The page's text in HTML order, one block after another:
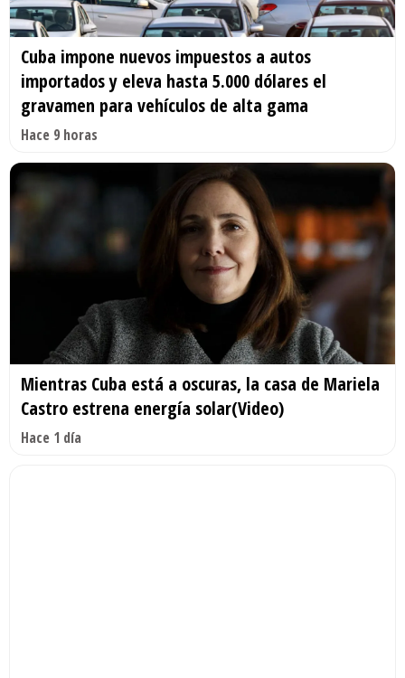
Cuba impone nuevos impuestos a autos
importados y eleva hasta 5.000 dólares el
gravamen para vehículos de alta gama
Hace 9 horas
Mientras Cuba está a oscuras, la casa de Mariela
Castro estrena energía solar(Video)
Hace 1 día